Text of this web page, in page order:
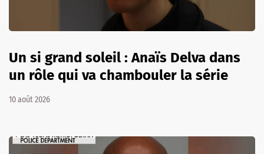
Un si grand soleil : Anaïs Delva dans
un rôle qui va chambouler la série
10 août 2026